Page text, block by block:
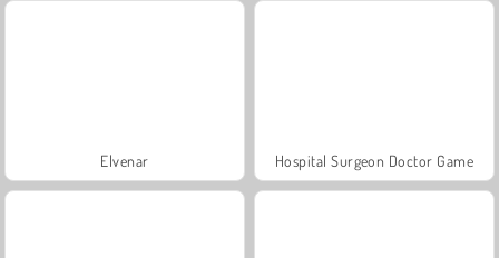
Elvenar Hospital Surgeon Doctor Game